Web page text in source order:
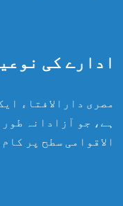
ادارے کی
مصری دارالافتاء
ہے، جو آزادانہ
الاقوامی سطح پر کام